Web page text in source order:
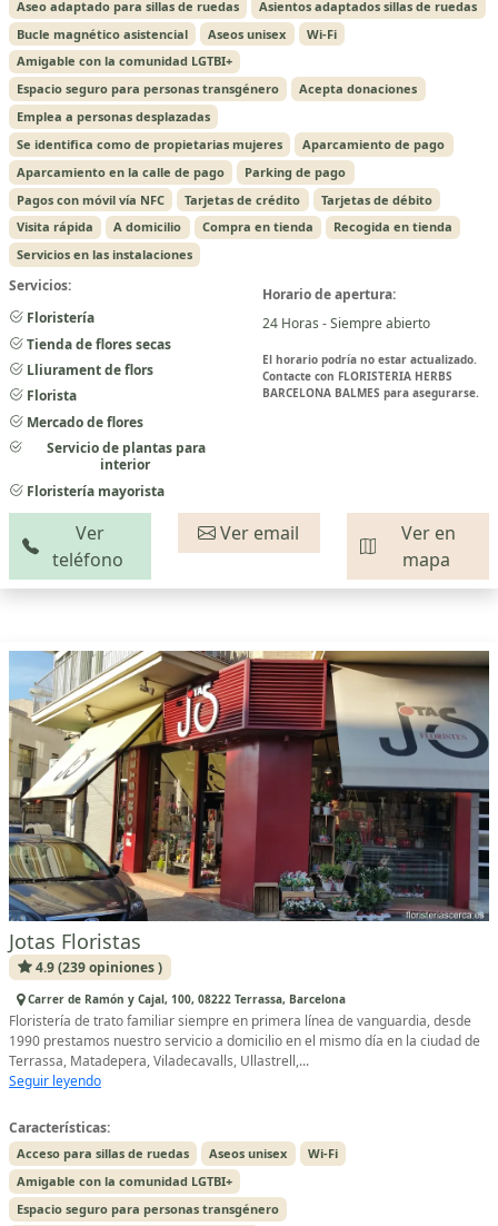
Aseo adaptado para sillas de ruedas
Asientos adaptados sillas de ruedas
Bucle magnético asistencial
Aseos unisex
Wi-Fi
Amigable con la comunidad LGTBI+
Espacio seguro para personas transgénero
Acepta donaciones
Emplea a personas desplazadas
Se identifica como de propietarias mujeres
Aparcamiento de pago
Aparcamiento en la calle de pago
Parking de pago
Pagos con móvil vía NFC
Tarjetas de crédito
Tarjetas de débito
Visita rápida
A domicilio Compra en tienda
Recogida en tienda
Servicios en las instalaciones
Servicios:
Floristería
Tienda de flores secas
Lliurament de flors
Florista
Mercado de flores
Servicio de plantas para
interior
Floristería mayorista
Horario de apertura:
24 Horas - Siempre abierto
El horario podría no estar actualizado.
Contacte con FLORISTERIA HERBS
BARCELONA BALMES para asegurarse.
Ver
teléfono
Ver email
Ver en
mapa
Jotas Floristas
4.9 (239 opiniones )
Carrer de Ramón y Cajal, 100, 08222 Terrassa, Barcelona
Floristería de trato familiar siempre en primera línea de vanguardia, desde
1990 prestamos nuestro servicio a domicilio en el mismo día en la ciudad de
Terrassa, Matadepera, Viladecavalls, Ullastrell,...
Seguir leyendo
Características:
Acceso para sillas de ruedas Aseos unisex
Wi-Fi
Amigable con la comunidad LGTBI+
Espacio seguro para personas transgénero